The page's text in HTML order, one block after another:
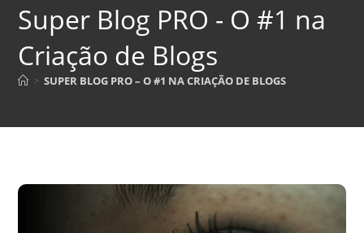
Super Blog PRO - O #1 na
Criação de Blogs
> SUPER BLOG PRO – O #1 NA CRIAÇÃO DE BLOGS